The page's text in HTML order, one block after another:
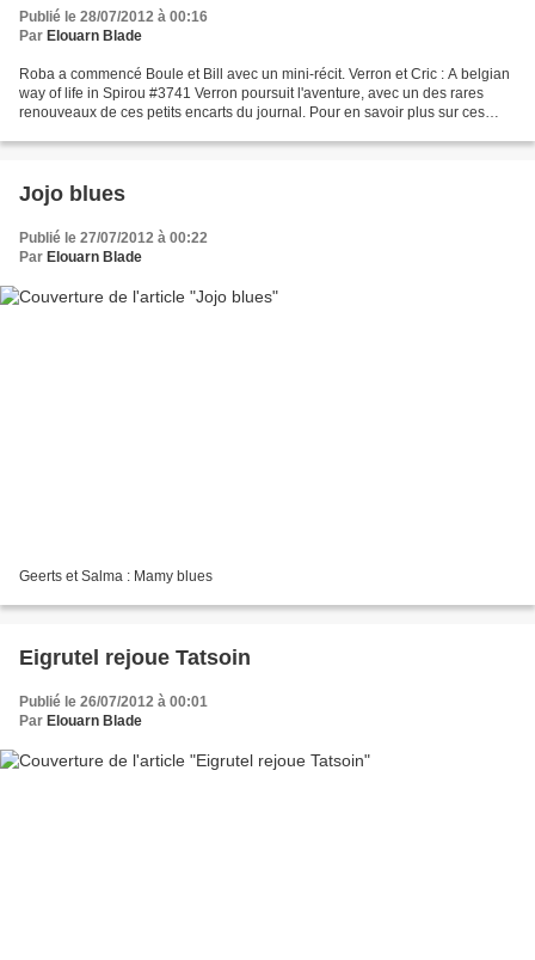
Publié le 28/07/2012 à 00:16
Par Elouarn Blade
Roba a commencé Boule et Bill avec un mini-récit. Verron et Cric : A belgian
way of life in Spirou #3741 Verron poursuit l'aventure, avec un des rares
renouveaux de ces petits encarts du journal. Pour en savoir plus sur ces
Jojo blues
Publié le 27/07/2012 à 00:22
Par Elouarn Blade
Geerts et Salma : Mamy blues
Eigrutel rejoue Tatsoin
Publié le 26/07/2012 à 00:01
Par Elouarn Blade